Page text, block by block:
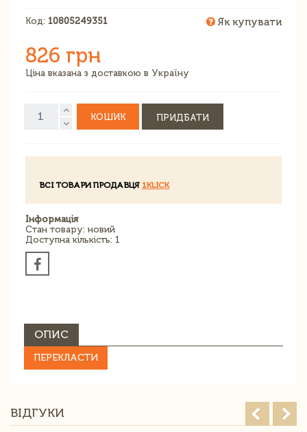
Код: 10805249351 Як купувати
826 грн
Ціна вказана з доставкою в Україну
КОШИК ПРИДБАТИ
ВСІ ТОВАРИ ПРОДАВЦЯ 1KLICK
Інформація
Стан товару: новий
Доступна кількість: 1
ОПИС
ПЕРЕКЛАСТИ
ВІДГУКИ